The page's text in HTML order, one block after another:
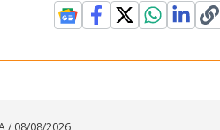
/ 08/08/2026